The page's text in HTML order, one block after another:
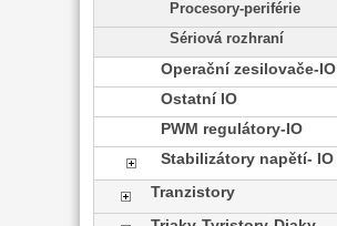
Procesory-periférie
Sériová rozhraní
Operační zesilovače-IO
Ostatní IO
PWM regulátory-IO
Stabilizátory napětí- IO
Tranzistory